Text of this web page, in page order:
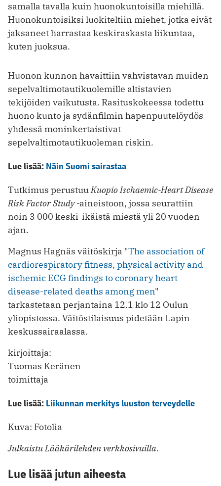
samalla tavalla kuin huonokuntoisilla miehillä.
Huonokuntoisiksi luokiteltiin miehet, jotka eivät
jaksaneet harrastaa keskiraskasta liikuntaa,
kuten juoksua.
Huonon kunnon havaittiin vahvistavan muiden
sepelvaltimotautikuolemille altistavien
tekijöiden vaikutusta. Rasituskokeessa todettu
huono kunto ja sydänfilmin hapenpuutelöydös
yhdessä moninkertaistivat
sepelvaltimotautikuoleman riskin.
Lue lisää: Näin Suomi sairastaa
Tutkimus perustuuKuopio Ischaemic-Heart Disease
Risk Factor Study -aineistoon, jossa seurattiin
noin 3 000 keski-ikäistä miestä yli 20 vuoden
ajan.
Magnus Hagnäs väitöskirja "The association of
cardiorespiratory fitness, physical activity and
ischemic ECG findings to coronary heart
disease-related deaths among men"
tarkastetaan perjantaina 12.1 klo 12 Oulun
yliopistossa. Väitöstilaisuus pidetään Lapin
keskussairaalassa.
kirjoittaja:
Tuomas Keränen
toimittaja
Lue lisää: Liikunnan merkitys luuston terveydelle
Kuva: Fotolia
Julkaistu Lääkärilehden verkkosivuilla.
Lue lisää jutun aiheesta